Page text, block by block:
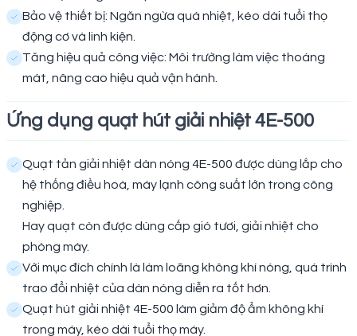
Bảo vệ thiết bị: Ngăn ngừa quá nhiệt, kéo dài tuổi thọ
động cơ và linh kiện.
Tăng hiệu quả công việc: Môi trường làm việc thoáng
mát, nâng cao hiệu quả vận hành.
Ứng dụng quạt hút giải nhiệt 4E-500
Quạt tản giải nhiệt dàn nóng 4E-500 được dùng lắp cho
hệ thống điều hoà, máy lạnh công suất lớn trong công
nghiệp.
Hay quạt còn được dùng cấp gió tươi, giải nhiệt cho
phòng máy.
Với mục đích chính là làm loãng không khí nóng, quá trình
trao đổi nhiệt của dàn nóng diễn ra tốt hơn.
Quạt hút giải nhiệt 4E-500 làm giảm độ ẩm không khí
trong máy, kéo dài tuổi thọ máy.